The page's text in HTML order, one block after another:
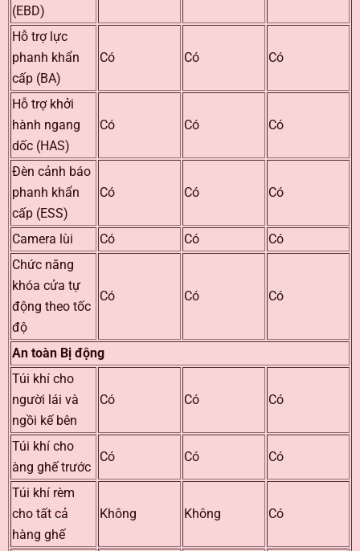
(EBD)
Hỗ trợ lực
phanh khẩn
cấp (BA)
Có Có Có
Hỗ trợ khởi
hành ngang
dốc (HAS)
Có Có Có
Đèn cảnh báo
phanh khẩn
cấp (ESS)
Có Có Có
Camera lùi Có Có
Có
Chức năng
khóa cửa tự
động theo tốc
độ
Có Có Có
An toàn Bị động
Túi khí cho
người lái và
ngồi kế bên
Có Có Có
Túi khí cho
àng ghế trước
Có Có Có
Túi khí rèm
cho tất cả
hàng ghế
Không Không Có